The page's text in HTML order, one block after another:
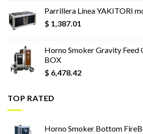
Parrillera Línea YAKITORI
$ 1,387.01
Horno Smoker Gravity Feed
BOX
$ 6,478.42
TOP RATED
Horno Smoker Bottom